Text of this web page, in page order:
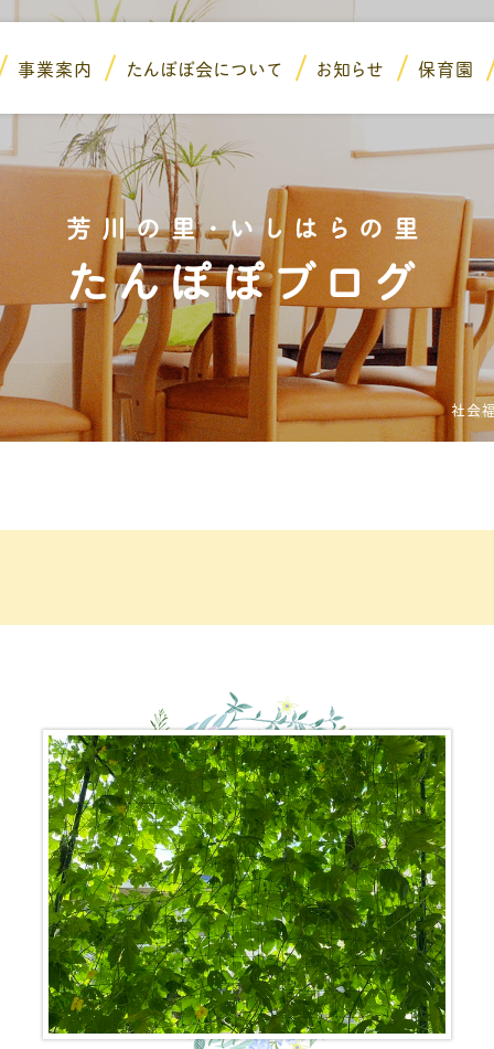
事業案内 たんぽぽ会について お知らせ 保育園
芳川の里・いしはらの里
たんぽぽブログ
社会